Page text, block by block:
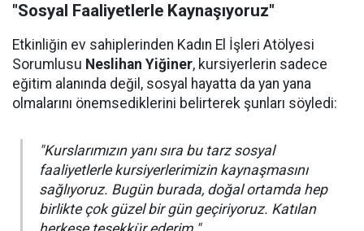
"Sosyal Faaliyetlerle Kaynaşıyoruz"
Etkinliğin ev sahiplerinden Kadın El İşleri Atölyesi
Sorumlusu Neslihan Yiğiner, kursiyerlerin sadece
eğitim alanında değil, sosyal hayatta da yan yana
olmalarını önemsediklerini belirterek şunları söyledi:
"Kurslarımızın yanı sıra bu tarz sosyal
faaliyetlerle kursiyerlerimizin kaynaşmasını
sağlıyoruz. Bugün burada, doğal ortamda hep
birlikte çok güzel bir gün geçiriyoruz. Katılan